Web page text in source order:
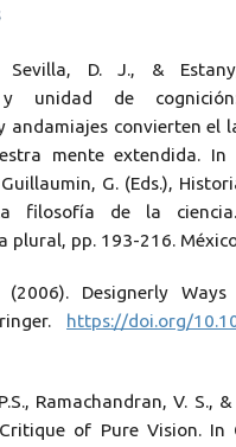
Sevilla, D. J., &
y unidad de
andamiajes convierten el
mente extendida. In
G. (Eds.),
filosofía de la
plural, pp. 193-216.
(2006). Designerly
https://doi.org/
Ramachandran, V. S.,
of Pure Vision. In